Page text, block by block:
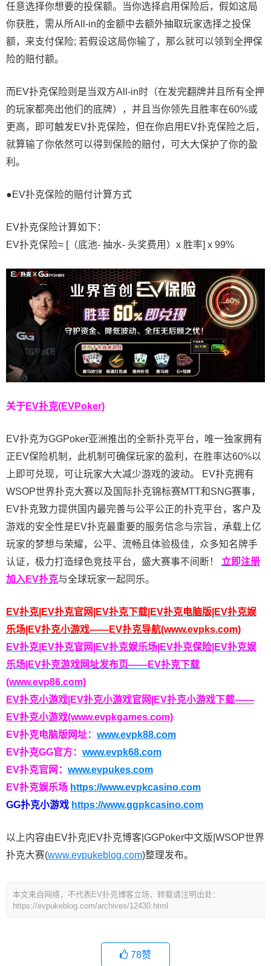
任意选择你想要的投保额。当你选择启用保险后，假如这局
你获胜，需从所All-in的金额中去额外抽取玩家选择之投保
额，来支付保险; 若假设这局你输了，那么就可以领到全押保
险的赔付额。
而EV扑克保险则是当双方All-in时（在发完翻牌并且所有全押
的玩家都亮出他们的底牌），并且当你领先且胜率在60%或
更高，即可触发EV扑克保险，但在你启用EV扑克保险之后，
就算输了你依然可以得到保险的赔付，可大大保护了你的盈
利。
●EV扑克保险的赔付计算方式
EV扑克保险计算如下：
EV扑克保险= [（底池- 抽水- 头奖费用）x 胜率] x 99%
关于EV扑克(EVPoker)
EV扑克为GGPoker亚洲推出的全新扑克平台，唯一独家拥有
正EV保险机制，此机制可确保玩家的盈利，在胜率达60%以
上即可兑现，可让玩家大大减少游戏的波动。 EV扑克拥有
WSOP世界扑克大赛以及国际扑克锦标赛MTT和SNG赛事，
EV扑克致力提供国内最完善与公平公正的扑克平台，客户及
游戏的安全性是EV扑克最重要的服务信念与宗旨，承载上亿
玩家的梦想与荣耀，公平、流畅且体验极佳，众多知名牌手
认证，极力打造绿色竞技平台，盛大赛事不间断！ 立即注册
加入EV扑克与全球玩家一起同乐。
EV扑克|EV扑克官网|EV扑克下载|EV扑克电脑版|EV扑克娱
乐场|EV扑克小游戏——EV扑克导航(www.evpks.com)
EV扑克|EV扑克官网|EV扑克娱乐场|EV扑克保险|EV扑克娱
乐场|EV扑克游戏网址发布页——EV扑克下载
(www.evp86.com)
EV扑克小游戏|EV扑克小游戏官网|EV扑克小游戏下载——
EV扑克小游戏(www.evpkgames.com)
EV扑克电脑版网址： www.evpk88.com
EV扑克GG官方： www.evpk68.com
EV扑克官网： www.evpukes.com
EV扑克娱乐场 https://www.evpkcasino.com
GG扑克小游戏 https://www.ggpkcasino.com
以上内容由EV扑克|EV扑克博客|GGPoker中文版|WSOP世界
扑克大赛(www.evpukeblog.com)整理发布。
本文来自网络，不代表EV扑克博客立场，转载请注明出处：
https://evpukeblog.com/archives/12430.html
78赞